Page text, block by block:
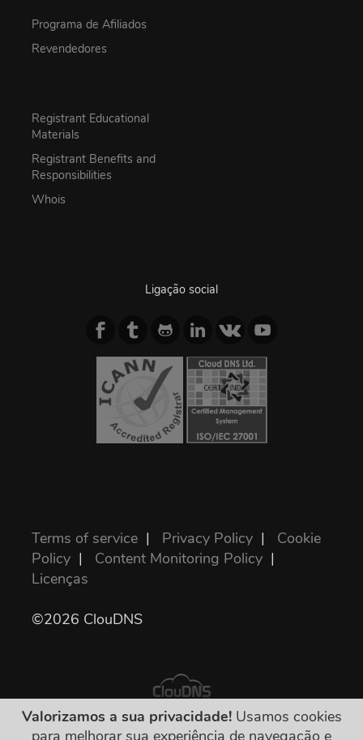
Programa de Afiliados
Revendedores
Registrant Educational
Materials
Registrant Benefits and
Responsibilities
Whois
Ligação social
Terms of service | Privacy Policy | Cookie
Policy | Content Monitoring Policy |
Licenças
©2026 ClouDNS
Valorizamos a sua privacidade!Usamos cookies
para melhorar sua experiência de navegação e